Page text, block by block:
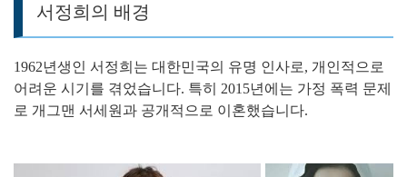
서정희의 배경
1962년생인 서정희는 대한민국의 유명 인사로, 개인적으로
어려운 시기를 겪었습니다. 특히 2015년에는 가정 폭력 문제
로 개그맨 서세원과 공개적으로 이혼했습니다.